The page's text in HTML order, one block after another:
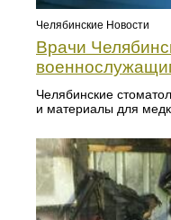
Челябинские Новости
Врачи
Челябинские
и материалы для